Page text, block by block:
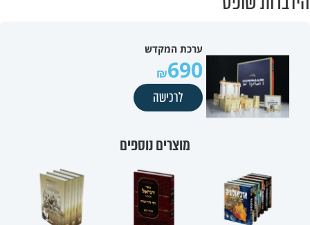
ערכת המקדש
690
לרכישה
מוצרים נוספים